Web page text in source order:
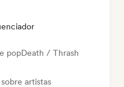
popDeath / Thrash
artistas